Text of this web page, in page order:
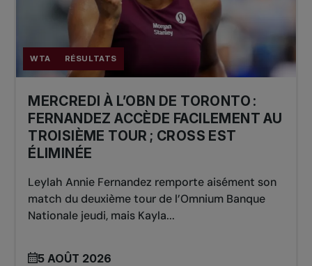
WTA RÉSULTATS
MERCREDI À L’OBN DE TORONTO :
FERNANDEZ ACCÈDE FACILEMENT AU
TROISIÈME TOUR ; CROSS EST
ÉLIMINÉE
Leylah Annie Fernandez remporte aisément son
match du deuxième tour de l’Omnium Banque
Nationale jeudi, mais Kayla...
5 AOÛT 2026